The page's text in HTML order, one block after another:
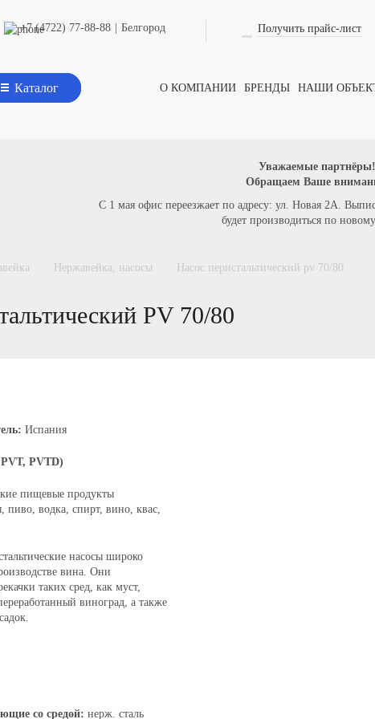
+7 (4722) 77-88-88 Белгород Получить прайс-лист
Каталог О КОМПАНИИ БРЕНДЫ НАШИ
Уважаемые партнёры!
Обращаем Ваше
С 1 мая офис переезжает по адресу: ул. Новая 2А.
будет производиться по
нержавейка, насосы насос перистальтический pv 70/80
PV 70/80
Испания
PVTD)
пищевые продукты
пиво, водка, спирт, вино, квас,
насосы широко
вина. Они
таких сред, как муст,
виноград, а также
со средой: нерж. сталь